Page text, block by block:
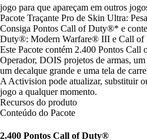
jogo para que apareçam em outros
Pacote Traçante Pro de Skin Ultra:
Consiga Pontos Call of Duty®* e
Duty®: Modern Warfare® III e Call
Este Pacote contém 2.400 Pontos
Operador, DOIS projetos de armas,
um decalque grande e uma tela de
A Activision pode atualizar, substituir
jogo a qualquer momento.
Recursos do produto
Conteúdo do Pacote
2.400 Pontos Call of Duty®